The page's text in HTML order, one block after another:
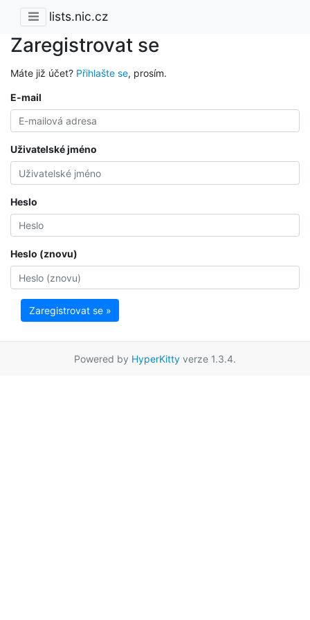
lists.nic.cz
Zaregistrovat se
Máte již účet? Přihlašte se, prosím.
E-mail
Uživatelské jméno
Heslo
Heslo (znovu)
Zaregistrovat se »
Powered by HyperKitty verze 1.3.4.